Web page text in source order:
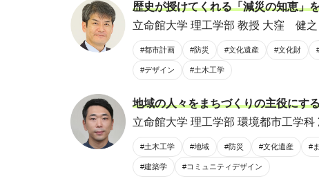
歴史が授けてくれる「減災の知恵」
立命館大学 理工学部 教授 大窪 健之
#都市計画 #防災 #文化遺産 #文化財
#デザイン #土木工学
地域の人々をまちづくりの主役にす
立命館大学 理工学部 環境都市工学
#土木工学 #地域 #防災 #文化遺産 #
#建築学 #コミュニティデザイン